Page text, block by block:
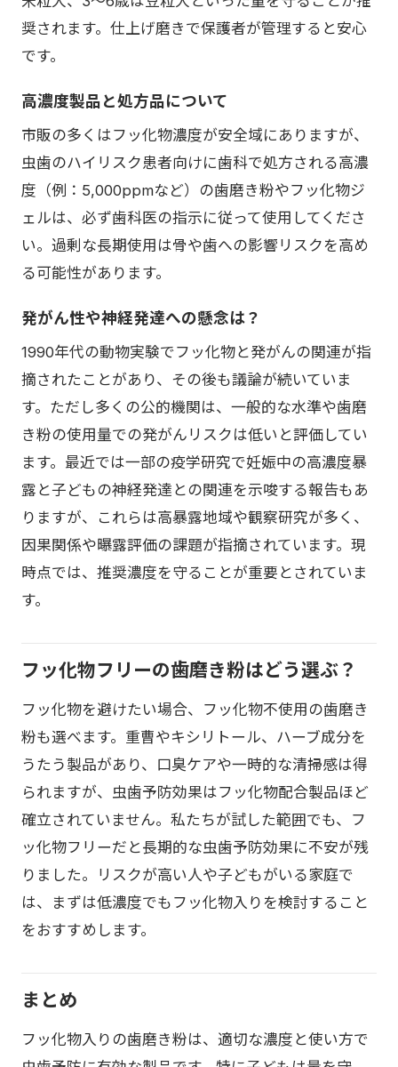
奨されます。仕上げ磨きで保護者が管理すると安心
です。
高濃度製品と処方品について
市販の多くはフッ化物濃度が安全域にありますが、
虫歯のハイリスク患者向けに歯科で処方される高濃
度（例：5,000ppmなど）の歯磨き粉やフッ化物ジ
ェルは、必ず歯科医の指示に従って使用してくださ
い。過剰な長期使用は骨や歯への影響リスクを高め
る可能性があります。
発がん性や神経発達への懸念は？
1990年代の動物実験でフッ化物と発がんの関連が指
摘されたことがあり、その後も議論が続いていま
す。ただし多くの公的機関は、一般的な水準や歯磨
き粉の使用量での発がんリスクは低いと評価してい
ます。最近では一部の疫学研究で妊娠中の高濃度暴
露と子どもの神経発達との関連を示唆する報告もあ
りますが、これらは高暴露地域や観察研究が多く、
因果関係や曝露評価の課題が指摘されています。現
時点では、推奨濃度を守ることが重要とされていま
す。
フッ化物フリーの歯磨き粉はどう選ぶ？
フッ化物を避けたい場合、フッ化物不使用の歯磨き
粉も選べます。重曹やキシリトール、ハーブ成分を
うたう製品があり、口臭ケアや一時的な清掃感は得
られますが、虫歯予防効果はフッ化物配合製品ほど
確立されていません。私たちが試した範囲でも、フ
ッ化物フリーだと長期的な虫歯予防効果に不安が残
りました。リスクが高い人や子どもがいる家庭で
は、まずは低濃度でもフッ化物入りを検討すること
をおすすめします。
まとめ
フッ化物入りの歯磨き粉は、適切な濃度と使い方で